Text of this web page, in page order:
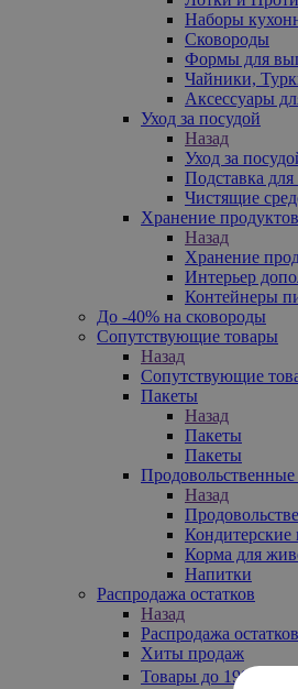
Наборы
Сковороды
Формы для
Чайники,
Аксессуары
Уход за посудой
Назад
Уход за
Подставка
Чистящие
Хранение продуктов
Назад
Хранение
Интерьер
Контейнеры
До -40% на сковороды
Сопутствующие товары
Назад
Сопутствующие
Пакеты
Назад
Пакеты
Пакеты
Продовольственные
Назад
Кондитерские
Корма для
Напитки
Распродажа остатков
Назад
Распродажа остатков
Хиты продаж
Товары до 199₽